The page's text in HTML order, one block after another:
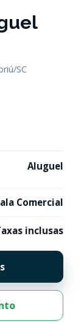
SC
Aluguel
Comercial
inclusas